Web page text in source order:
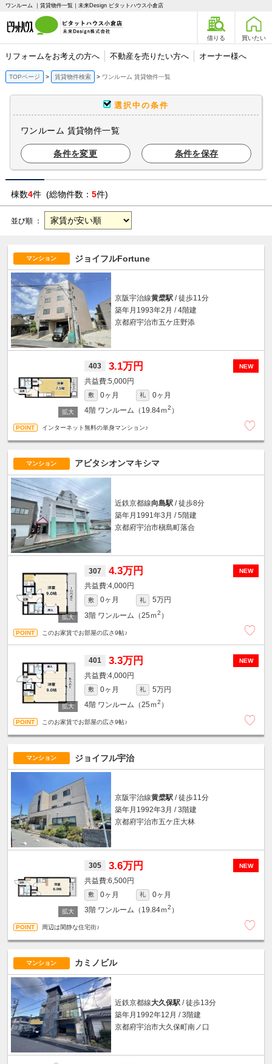
ワンルーム ｜賃貸物件一覧｜未来Design ピタットハウス小倉店
借りる 買いたい
リフォームをお考えの方へ 不動産を売りたい方へ オーナー様へ
TOPページ 賃貸物件検索 ワンルーム 賃貸物件一覧
選択中の条件
ワンルーム 賃貸物件一覧
条件を変更 条件を保存
棟数4件 (総物件数： 5件)
並び順 ：
マンション ジョイフルFortune
京阪宇治線黄檗駅/ 徒歩11分
築年月1993年2月 / 4階建
京都府宇治市五ケ庄野添
NEW
403 3.1万円
5,000円
敷 0ヶ月 礼
0ヶ月
4階 ワンルーム（19.84ｍ2 ）
インターネット無料の単身マンション♪
マンション アビタシオンマキシマ
近鉄京都線向島駅/ 徒歩8分
築年月1991年3月 / 5階建
京都府宇治市槇島町落合
NEW
307 4.3万円
4,000円
敷 0ヶ月 礼
5万円
3階 ワンルーム（25ｍ2 ）
このお家賃でお部屋の広さ9帖♪
NEW
401 3.3万円
4,000円
敷 0ヶ月 礼
5万円
4階 ワンルーム（25ｍ2 ）
このお家賃でお部屋の広さ9帖♪
マンション ジョイフル宇治
京阪宇治線黄檗駅/ 徒歩11分
築年月1992年3月 / 3階建
京都府宇治市五ケ庄大林
NEW
305 3.6万円
6,500円
敷 0ヶ月 礼
0ヶ月
3階 ワンルーム（19.84ｍ2 ）
周辺は閑静な住宅街♪
マンション カミノビル
近鉄京都線大久保駅/ 徒歩13分
築年月1992年12月 / 3階建
京都府宇治市大久保町南ノ口